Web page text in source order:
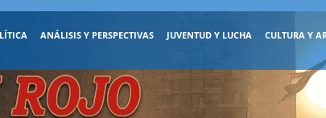
ANÁLISIS Y PERSPECTIVAS JUVENTUD Y LUCHA CULTURA Y